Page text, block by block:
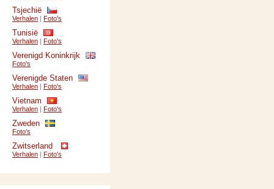
Tsjechië
Verhalen | Foto's
Tunisië
Verhalen | Foto's
Verenigd Koninkrijk
Foto's
Verenigde Staten
Verhalen | Foto's
Vietnam
Verhalen | Foto's
Zweden
Foto's
Zwitserland
Verhalen | Foto's